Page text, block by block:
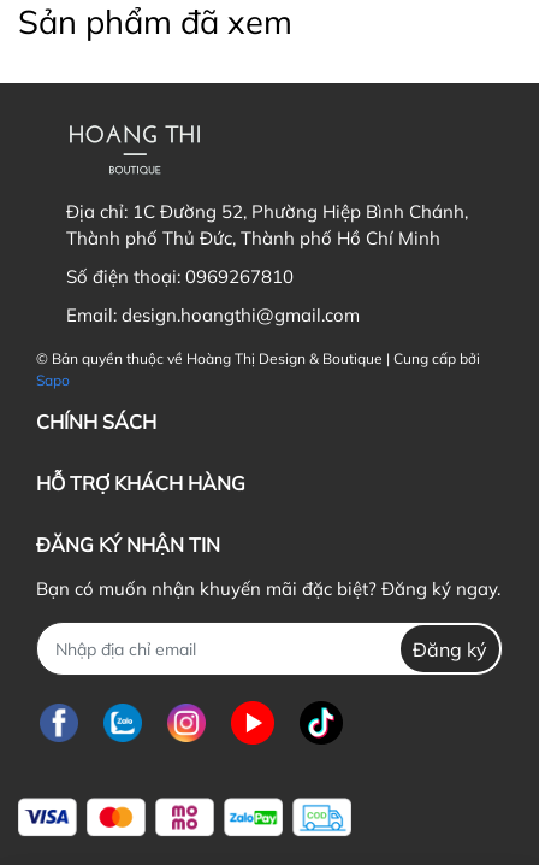
Sản phẩm đã xem
Địa chỉ: 1C Đường 52, Phường Hiệp Bình Chánh,
Thành phố Thủ Đức, Thành phố Hồ Chí Minh
Số điện thoại: 0969267810
Email: design.hoangthi@gmail.com
© Bản quyền thuộc về Hoàng Thị Design & Boutique | Cung cấp bởi
Sapo
CHÍNH SÁCH
HỖ TRỢ KHÁCH HÀNG
ĐĂNG KÝ NHẬN TIN
Bạn có muốn nhận khuyến mãi đặc biệt? Đăng ký ngay.
Đăng ký